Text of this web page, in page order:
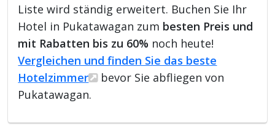
Liste wird ständig erweitert. Buchen Sie Ihr
Hotel in Pukatawagan zum besten Preis und
mit Rabatten bis zu 60% noch heute!
Vergleichen und finden Sie das beste
Hotelzimmer
bevor Sie abfliegen von
Pukatawagan.